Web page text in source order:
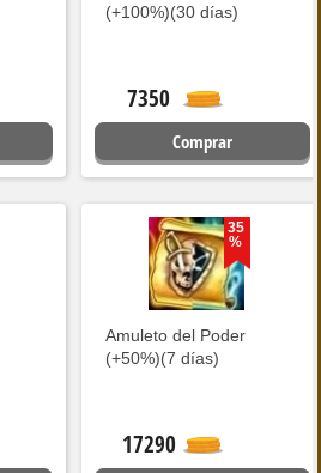
(+100%)(30 días)
7350
Comprar
35
%
Amuleto del Poder
(+50%)(7 días)
17290